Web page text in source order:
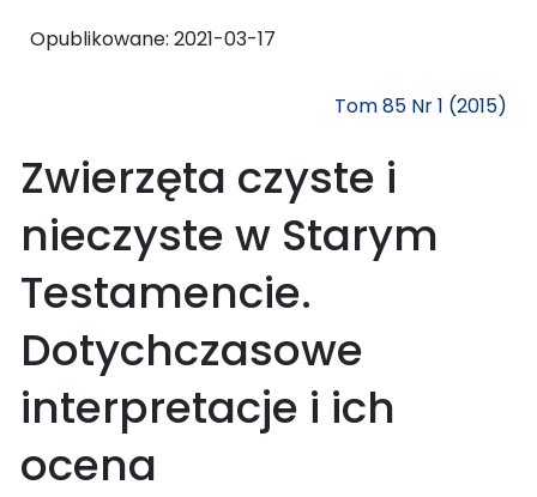
Opublikowane: 2021-03-17
Tom 85 Nr 1 (2015)
Zwierzęta czyste i
nieczyste w Starym
Testamencie.
Dotychczasowe
interpretacje i ich
ocena